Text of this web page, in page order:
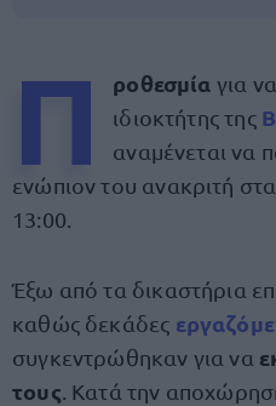
Π ροθεσμία για να
ιδιοκτήτης της
αναμένεται να
ενώπιον του ανακριτή
13:00.
Έξω από τα δικαστήρια
καθώς δεκάδες
συγκεντρώθηκαν για να
τους . Κατά την